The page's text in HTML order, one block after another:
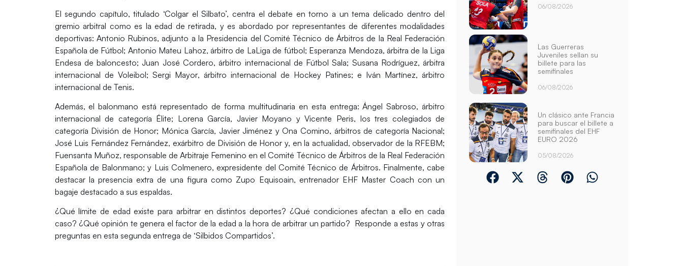
El segundo capítulo, titulado ‘Colgar el Silbato’, centra el debate en torno a un tema delicado dentro del
gremio arbitral como es la edad de retirada, y es abordado por representantes de diferentes modalidades
deportivas: Antonio Rubinos, adjunto a la Presidencia del Comité Técnico de Árbitros de la Real Federación
Española de Fútbol; Antonio Mateu Lahoz, árbitro de LaLiga de fútbol; Esperanza Mendoza, árbitra de la Liga
Endesa de baloncesto;Juan José Cordero, árbitro internacional de Fútbol Sala; Susana Rodríguez, árbitra
internacional de Voleibol; Sergi Mayor, árbitro internacional de Hockey Patines; e Iván Martínez, árbitro
internacional de Tenis.
Además, el balonmano está representado de forma multitudinaria en esta entrega: Ángel Sabroso, árbitro
internacional de categoría Élite; Lorena García, Javier Moyano y Vicente Peris, los tres colegiados de
categoría División de Honor; Mónica García, Javier Jiménez y Ona Comino, árbitros de categoría Nacional;
José Luis Fernández Fernández, exárbitro de División de Honor y, en la actualidad, observador de la RFEBM;
Fuensanta Muñoz, responsable de Arbitraje Femenino en el Comité Técnico de Árbitros de la Real Federación
Española de Balonmano; y Luis Colmenero, expresidente del Comité Técnico de Árbitros. Finalmente, cabe
destacar la presencia extra de una figura como Zupo Equisoain, entrenador EHF Master Coach con un
bagaje destacado a sus espaldas.
¿Qué límite de edad existe para arbitrar en distintos deportes? ¿Qué condiciones afectan a ello en cada
caso? ¿Qué opinión te genera el factor de la edad a la hora de arbitrar un partido? Responde a estas y otras
preguntas en esta segunda entrega de ‘Silbidos Compartidos’.
06/08/2026
Las Guerreras
Juveniles sellan su
billete para las
semifinales
06/08/2026
Un clásico ante Francia
para buscar el billete a
semifinales del EHF
EURO 2026
05/08/2026